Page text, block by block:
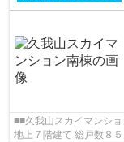
■■久我山スカイマンション南棟■■ 昭和５０年６月完
地上７階建て 総戸数８５戸 京王井の頭線「久我山駅」徒歩８分 ■■周